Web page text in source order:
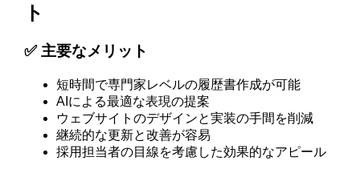
ト
✅ 主要なメリット
短時間で専門家レベルの履歴書作成が可能
AIによる最適な表現の提案
ウェブサイトのデザインと実装の手間を削減
継続的な更新と改善が容易
採用担当者の目線を考慮した効果的なアピール